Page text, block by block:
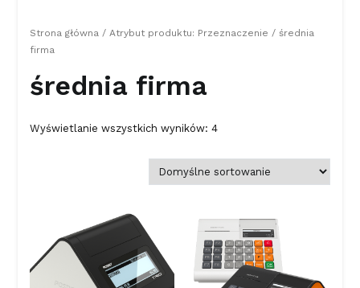
Strona główna / Atrybut produktu: Przeznaczenie / średnia
firma
średnia firma
Wyświetlanie wszystkich wyników: 4